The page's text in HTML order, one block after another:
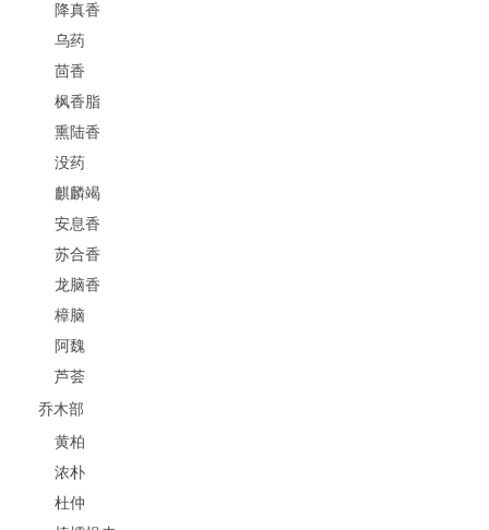
降真香
乌药
茴香
枫香脂
熏陆香
没药
麒麟竭
安息香
苏合香
龙脑香
樟脑
阿魏
芦荟
乔木部
黄柏
浓朴
杜仲